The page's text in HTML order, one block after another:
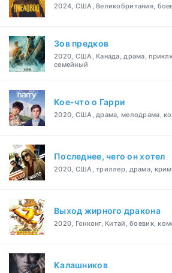
2024, США, Великобритания,
Зов предков
2020, США, Канада, драма,
семейный
Кое-что о Гарри
2020, США, драма, мелодрама,
Последнее, чего он хотел
2020, США, триллер, драма,
Выход жирного дракона
2020, Гонконг, Китай, боевик,
Калашников